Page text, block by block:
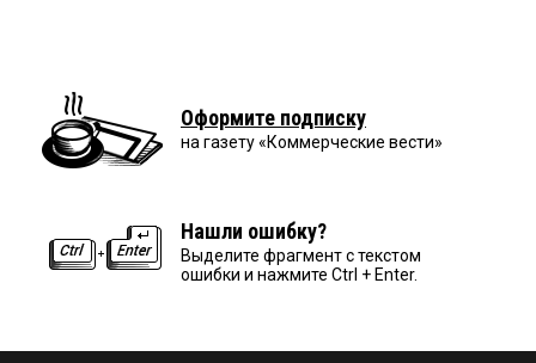
Оформите подписку
на газету «Коммерческие вести»
Нашли ошибку?
Выделите фрагмент с текстом
ошибки и нажмите Ctrl + Enter.